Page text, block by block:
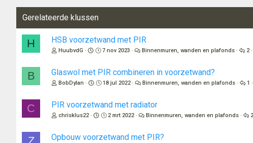
Gerelateerde klussen
H HSB voorzetwand met PIR
HuubvdG 7 nov 2023 Binnenmuren, wanden en plafonds 2
B Glaswol met PIR combineren in voorzetwand?
BobDylan 18 jul 2022 Binnenmuren, wanden en plafonds 1
C PIR voorzetwand met radiator
chrisklus22 2 mrt 2022 Binnenmuren, wanden en plafonds 2
Opbouw voorzetwand met PIR?